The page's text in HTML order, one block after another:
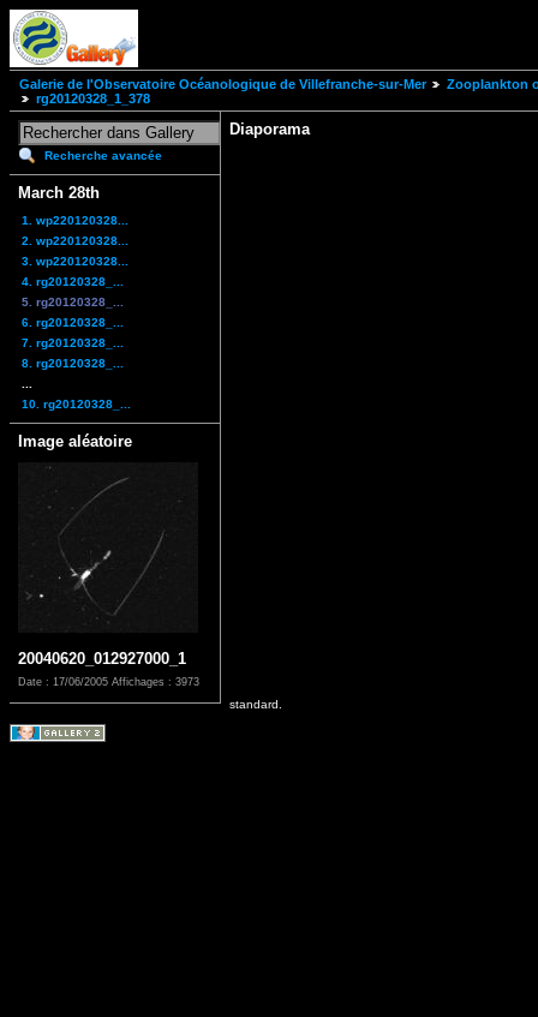
Galerie de l'Observatoire Océanologique de Villefranche-sur-Mer
Zooplankton
rg20120328_1_378
Recherche avancée
March 28th
1. wp220120328...
2. wp220120328...
3. wp220120328...
4. rg20120328_...
5. rg20120328_...
6. rg20120328_...
7. rg20120328_...
8. rg20120328_...
10. rg20120328_...
Image aléatoire
20040620_012927000_1
Date : 17/06/2005 Affichages : 3973
Diaporama
standard.